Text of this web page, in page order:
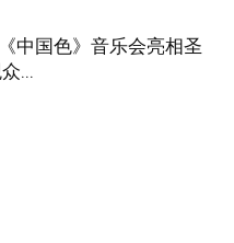
中国色》音乐会亮相圣
...